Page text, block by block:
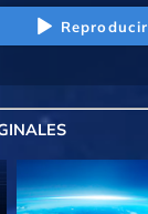
Reproducir